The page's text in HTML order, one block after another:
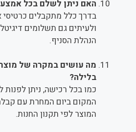
האם ניתן לשלם בכל
בדרך כלל מתקבלים כרטיסי
ולעיתים גם תשלומים
הנהלת הסניף.
מה עושים במקרה של
בלילה?
כמו בכל רכישה, ניתן
המקום ביום המחרת עם
המוצר לפי תקנון החנות.